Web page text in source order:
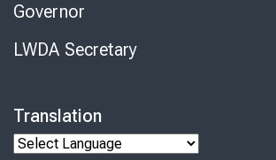
Governor
LWDA Secretary
Translation